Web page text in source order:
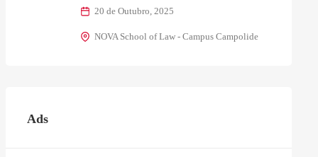
20 de Outubro, 2025
NOVA School of Law - Campus Campolide
Ads